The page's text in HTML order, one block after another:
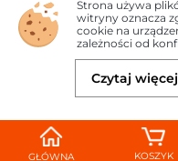
GŁÓWNA KOSZYK
43,54 zł
Projekt i
Strona używa
witryny oznacza
cookie na
zależności od
Czytaj więcej